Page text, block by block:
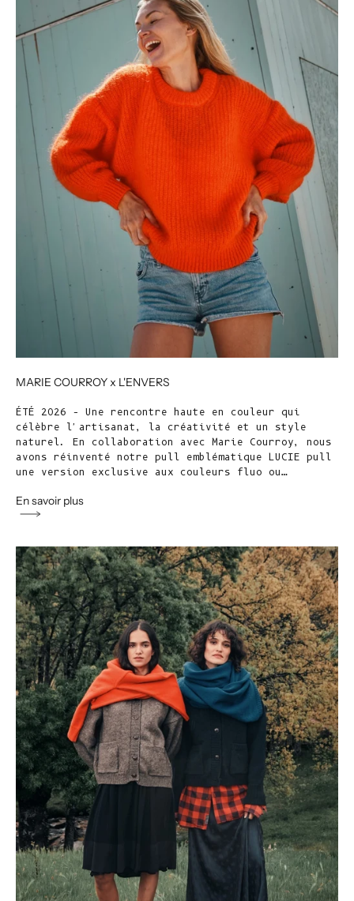
MARIE COURROY x L'ENVERS
ÉTÉ 2026 – Une rencontre haute en couleur qui
célèbre l'artisanat, la créativité et un style
naturel. En collaboration avec Marie Courroy, nous
avons réinventé notre pull emblématique LUCIE pull
une version exclusive aux couleurs fluo ou…
En savoir plus